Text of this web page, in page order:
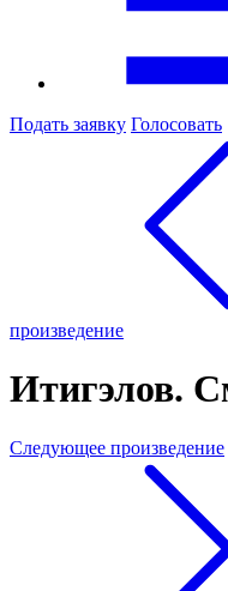
Подать заявку Голосовать
произведение
Итигэлов.
Следующее произведение